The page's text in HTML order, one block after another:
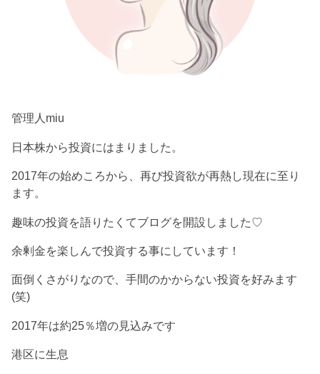
管理人miu
日本株から投資にはまりました。
2017年の始めころから、再び投資欲が再熱し現在に至り
ます。
趣味の投資を語りたくてブログを開設しました♡
余剰金を楽しんで投資する事にしています！
面倒くさがりなので、手間のかからない投資を好みます
(笑)
2017年は約25％増の見込みです
港区に生息